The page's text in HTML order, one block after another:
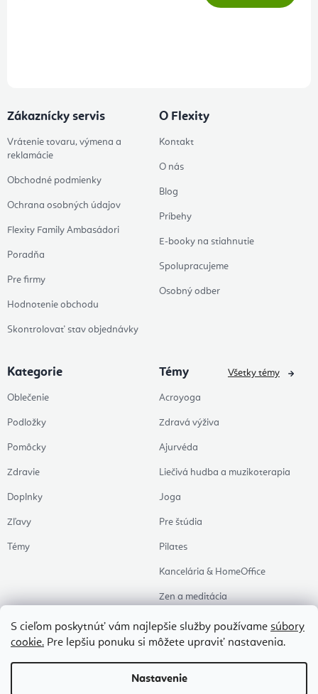
S cieľom poskytnúť vám najlepšie služby používame súbory
cookie. Pre lepšiu ponuku si môžete upraviť nastavenia.
Nastavenie
Zákaznícky servis
Vrátenie tovaru, výmena a
reklamácie
Obchodné podmienky
Ochrana osobných údajov
Flexity Family Ambasádori
Poradňa
Pre firmy
Hodnotenie obchodu
Skontrolovať stav objednávky
O Flexity
Kontakt
O nás
Blog
Príbehy
E-booky na stiahnutie
Spolupracujeme
Osobný odber
Kategorie
Oblečenie
Podložky
Pomôcky
Zdravie
Doplnky
Zľavy
Témy
Témy
Acroyoga
Zdravá výživa
Ajurvéda
Liečivá hudba a muzikoterapia
Joga
Pre štúdia
Pilates
Kancelária & HomeOffice
Zen a meditácia
Aromaterapia
Zdravý spánok
Naše obľúbené
Všetky témy